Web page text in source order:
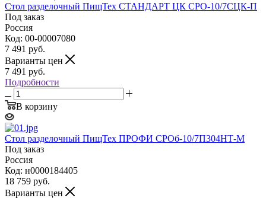
Стол разделочный ПищТех СТАНДАРТ ЦК СРО-10/7СЦК-П
Под заказ
Россия
Код: 00-00007080
7 491 руб.
Варианты цен
7 491 руб.
Подробности
В корзину
Стол разделочный ПищТех ПРОФИ СРОб-10/7П304НТ-М
Под заказ
Россия
Код: н0000184405
18 759 руб.
Варианты цен